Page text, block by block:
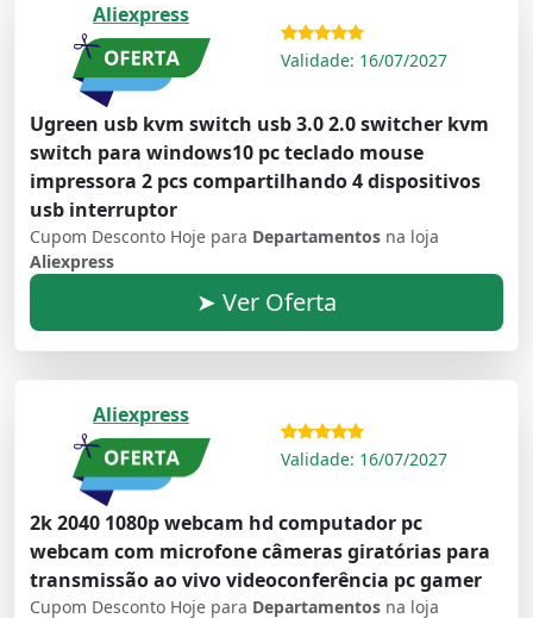
Aliexpress
Validade: 16/07/2027
Ugreen usb kvm switch usb 3.0 2.0 switcher kvm
switch para windows10 pc teclado mouse
impressora 2 pcs compartilhando 4 dispositivos
usb interruptor
Cupom Desconto Hoje para Departamentos na loja
Aliexpress
➤ Ver Oferta
Aliexpress
Validade: 16/07/2027
2k 2040 1080p webcam hd computador pc
webcam com microfone câmeras giratórias para
transmissão ao vivo videoconferência pc gamer
Cupom Desconto Hoje para Departamentos na loja